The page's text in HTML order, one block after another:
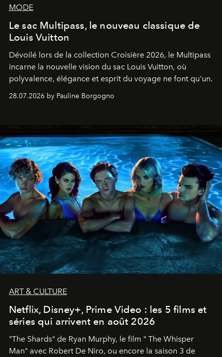
MODE
Le sac Multipass, le nouveau classique de
Louis Vuitton
Dévoilé lors de la collection Croisière 2026, le Multipass
incarne la nouvelle vision du sac Louis Vuitton, où
polyvalence, élégance et esprit du voyage ne font qu'un.
28.07.2026 by Pauline Borgogno
ART & CULTURE
Netflix, Disney+, Prime Video : les 5 films et
séries qui arrivent en août 2026
"The Shards" de Ryan Murphy, le film " The Whisper
Man" avec Robert De Niro, ou encore la saison 3 de